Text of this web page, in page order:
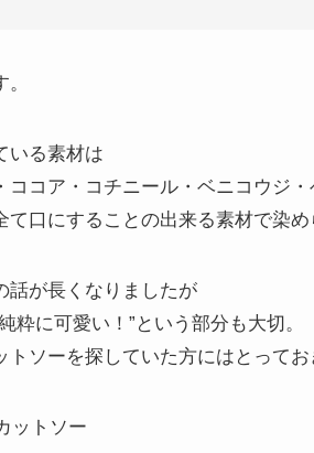
いる素材は
ココア・コチニール・ベニコウジ
て口にすることの出来る素材で染め
話が長くなりましたが
粋に可愛い！”という部分も大切。
トソーを探していた方にはとってお
ットソー